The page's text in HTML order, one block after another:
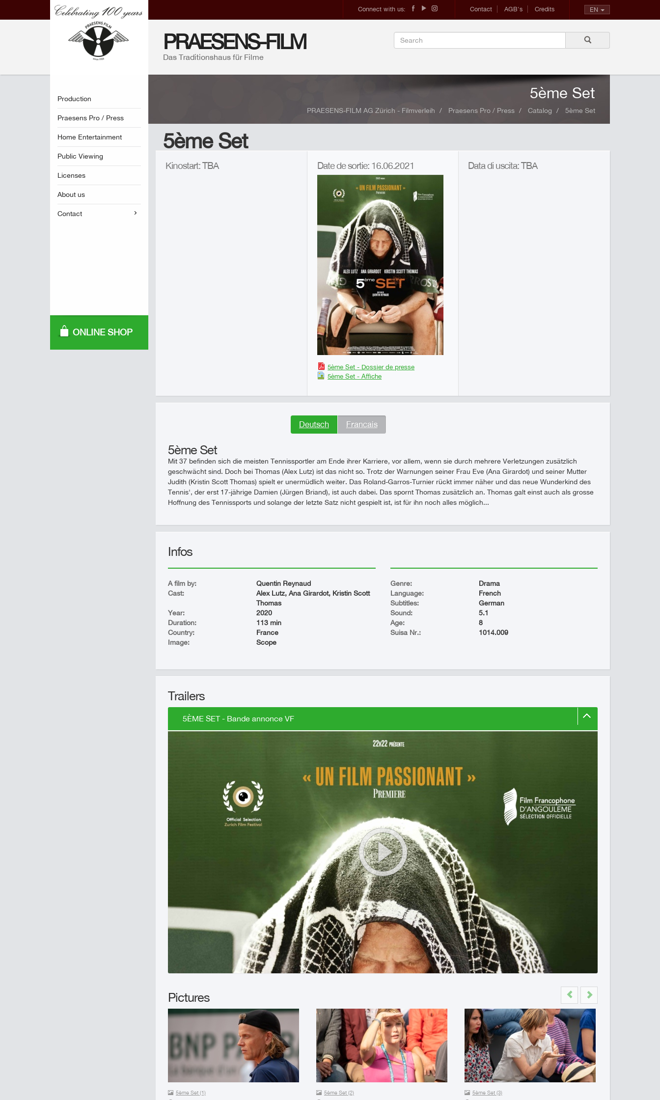
EN
Contact AGB's Credits
Connect with us:
PRAESENS-FILM
Das Traditionshaus für Filme
Production
Praesens Pro / Press
Home Entertainment
Public Viewing
Licenses
About us
Contact
ONLINE SHOP
5ème Set
PRAESENS-FILM AG Zürich - Filmverleih Praesens Pro / Press Catalog 5ème Set
5ème Set
Kinostart: TBA Date de sortie: 16.06.2021
5ème Set - Dossier de presse
5ème Set - Affiche
Data di uscita: TBA
Deutsch Francais
5ème Set
Mit 37 befinden sich die meisten Tennissportler am Ende ihrer Karriere, vor allem, wenn sie durch mehrere Verletzungen zusätzlich
geschwächt sind. Doch bei Thomas (Alex Lutz) ist das nicht so. Trotz der Warnungen seiner Frau Eve (Ana Girardot) und seiner Mutter
Judith (Kristin Scott Thomas) spielt er unermüdlich weiter. Das Roland-Garros-Turnier rückt immer näher und das neue Wunderkind des
Tennis', der erst 17-jährige Damien (Jürgen Briand), ist auch dabei. Das spornt Thomas zusätzlich an. Thomas galt einst auch als grosse
Hoffnung des Tennissports und solange der letzte Satz nicht gespielt ist, ist für ihn noch alles möglich...
Infos
A film by:
Quentin Reynaud
Cast:
Alex Lutz, Ana Girardot, Kristin Scott
Thomas
Year:
2020
Duration:
113 min
Country:
France
Image:
Scope
Genre:
Drama
Language:
French
Subtitles:
German
Sound:
5.1
Age:
8
Suisa Nr.:
1014.009
Trailers
5ÈME SET - Bande annonce VF
Pictures
5ème Set (1)
5ème Set (2)
5ème Set (3)
Previous
Next